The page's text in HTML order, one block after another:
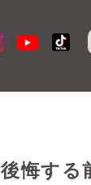
後悔する